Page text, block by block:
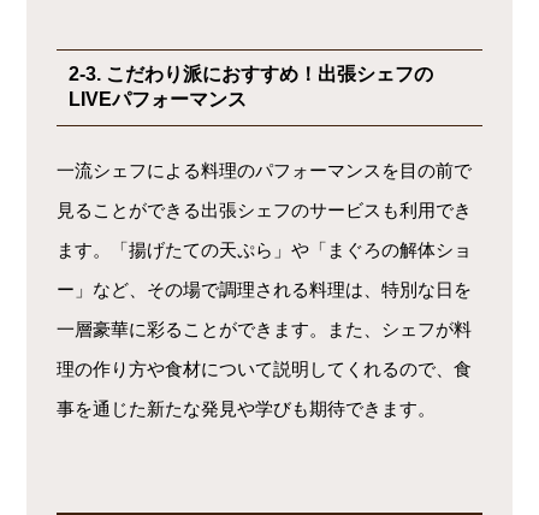
2-3. こだわり派におすすめ！出張シェフの
LIVEパフォーマンス
一流シェフによる料理のパフォーマンスを目の前で
見ることができる出張シェフのサービスも利用でき
ます。「揚げたての天ぷら」や「まぐろの解体ショ
ー」など、その場で調理される料理は、特別な日を
一層豪華に彩ることができます。また、シェフが料
理の作り方や食材について説明してくれるので、食
事を通じた新たな発見や学びも期待できます。